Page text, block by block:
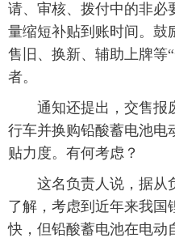
请、审核、拨付中的非必
量缩短补贴到账时间。鼓
售旧、换新、辅助上牌等
者。
通知还提出，交售报
行车并换购铅酸蓄电池电
贴力度。有何考虑？
这名负责人说，据从
了解，考虑到近年来我国
快，但铅酸蓄电池在电动